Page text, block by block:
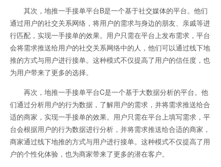
其次，地推一手接单平台B是一个基于社交媒体的平台。他们
通过用户的社交关系网络，将用户的需求与身边的朋友、亲戚等进
行匹配，实现一手接单的效果。用户只需在平台上发布需求，平台
会将需求推送给用户的社交关系网络中的人，他们可以通过线下地
推的方式与用户进行接单。这种模式不仅提高了用户的信任度，也
为用户带来了更多的选择。
再次，地推一手接单平台C是一个基于大数据分析的平台。他
们通过分析用户的行为数据，了解用户的需求，并将需求推送给合
适的商家，实现一手接单的效果。用户只需在平台上填写需求，平
台会根据用户的行为数据进行分析，并将需求推送给合适的商家，
商家通过线下地推的方式与用户进行接单。这种模式不仅提高了用
户的个性化体验，也为商家带来了更多的潜在客户。